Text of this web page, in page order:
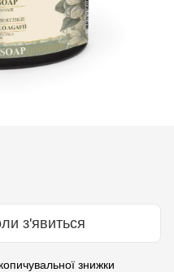
з'явиться
знижки